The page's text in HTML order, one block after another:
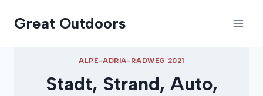
InhaltGreat Outdoors
ALPE-ADRIA-RADWEG 2021
Stadt, Strand, Auto,